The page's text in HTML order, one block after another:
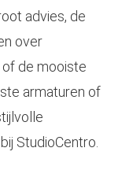
advies, de
over
of de mooiste
armaturen of
StudioCentro.